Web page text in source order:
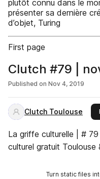
plutôt connu dans le
présenter sa dernière
d’objet, Turing
First page
Clutch #79 |
Published on Nov 4, 2019
Clutch Toulouse
La griffe culturelle | #
culturel gratuit Toulouse
Turn static files